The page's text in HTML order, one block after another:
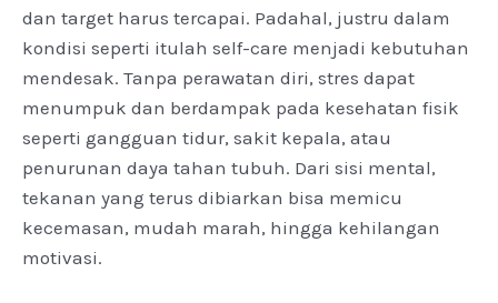
dan target harus tercapai. Padahal, justru dalam
kondisi seperti itulah self-care menjadi kebutuhan
mendesak. Tanpa perawatan diri, stres dapat
menumpuk dan berdampak pada kesehatan fisik
seperti gangguan tidur, sakit kepala, atau
penurunan daya tahan tubuh. Dari sisi mental,
tekanan yang terus dibiarkan bisa memicu
kecemasan, mudah marah, hingga kehilangan
motivasi.